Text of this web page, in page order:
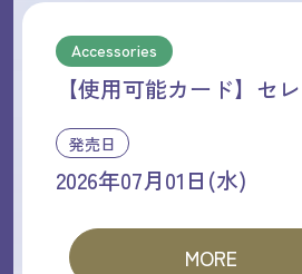
Accessories
【使用可能カード】セ
発売日
2026年07月01日(水)
MORE